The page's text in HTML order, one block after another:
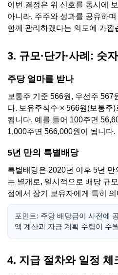
이번 결정은 위 신호를 동시에 보
아니라, 주주와 성과를 공유하
함께 관리하겠다는 의도에 가깝
3. 규모·단가·사례: 숫
주당 얼마를 받나
보통주 기준 566원, 우선주 567
다. 보유주식수 × 566원(보통주
됩니다. 예를 들어 100주면
1,000주면 566,000원이 됩니다.
5년 만의 특별배당
특별배당은 2020년 이후 5년
는 별개로, 일시적으로 배당 규
점에서 장기 보유자에게 특히
포인트: 주당 배당금이 사전에
액 계산과 자금 계획 수립이 수
4. 지급 절차와 일정 체